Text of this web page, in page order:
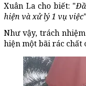
Xuân La cho biết: "
hiện và xử lý 1 vụ việc
Như vậy, trách
hiện một bãi rác chất